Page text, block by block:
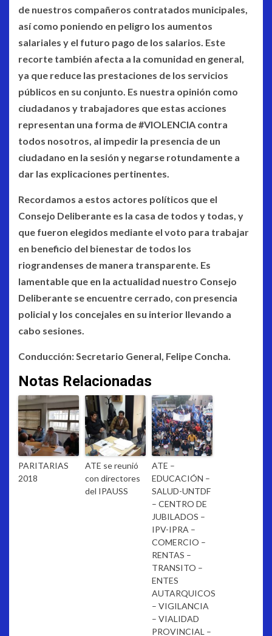
de nuestros compañeros contratados municipales,
así como poniendo en peligro los aumentos
salariales y el futuro pago de los salarios. Este
recorte también afecta a la comunidad en general,
ya que reduce las prestaciones de los servicios
públicos en su conjunto. Es nuestra opinión como
ciudadanos y trabajadores que estas acciones
representan una forma de #VIOLENCIA contra
todos nosotros, al impedir la presencia de un
ciudadano en la sesión y negarse rotundamente a
dar las explicaciones pertinentes.
Recordamos a estos actores políticos que el
Consejo Deliberante es la casa de todos y todas, y
que fueron elegidos mediante el voto para trabajar
en beneficio del bienestar de todos los
riograndenses de manera transparente. Es
lamentable que en la actualidad nuestro Consejo
Deliberante se encuentre cerrado, con presencia
policial y los concejales en su interior llevando a
cabo sesiones.
Conducción: Secretario General, Felipe Concha.
Notas Relacionadas
PARITARIAS
2018
ATE se reunió
con directores
del IPAUSS
ATE –
EDUCACIÓN –
SALUD-UNTDF
– CENTRO DE
JUBILADOS –
IPV-IPRA –
COMERCIO –
RENTAS –
TRANSITO –
ENTES
AUTARQUICOS
– VIGILANCIA
– VIALIDAD
PROVINCIAL –